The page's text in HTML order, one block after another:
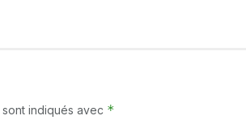
indiqués avec *